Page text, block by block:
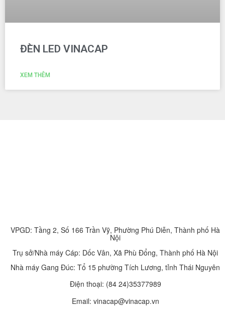
ĐÈN LED VINACAP
XEM THÊM
VPGD: Tầng 2, Số 166 Trần Vỹ, Phường Phú Diễn, Thành phố Hà
Nội
Trụ sở/Nhà máy Cáp: Dốc Vân, Xã Phù Đổng, Thành phố Hà Nội
Nhà máy Gang Đúc: Tổ 15 phường Tích Lương, tỉnh Thái Nguyên
Điện thoại: (84 24)35377989
Email: vinacap@vinacap.vn